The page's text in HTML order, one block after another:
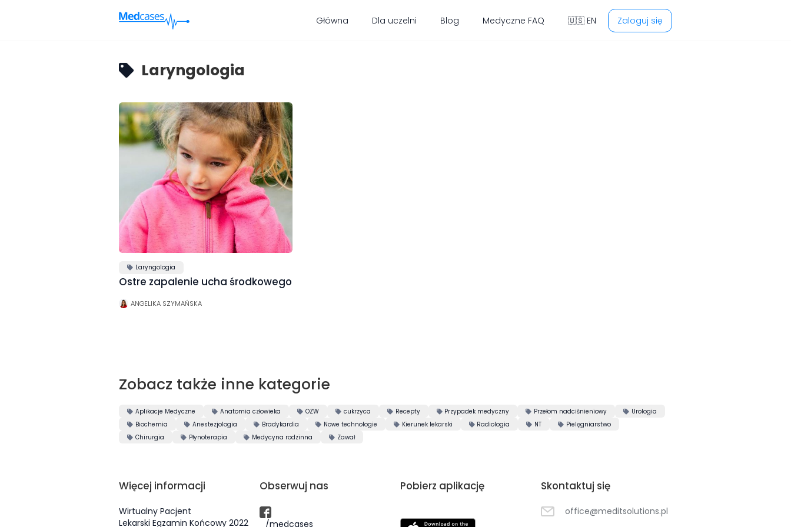
Główna Dla uczelni Blog Medyczne FAQ 🇺🇸 EN Zaloguj się
 Laryngologia
 Laryngologia
Ostre zapalenie ucha środkowego
ANGELIKA SZYMAŃSKA
Zobacz także inne kategorie
 Aplikacje Medyczne  Anatomia człowieka  OZW  cukrzyca  Recepty  Przypadek medyczny  Przełom nadciśnieniowy  Urologia
 Biochemia  Anestezjologia  Bradykardia  Nowe technologie  Kierunek lekarski  Radiologia  NT  Pielęgniarstwo
 Chirurgia  Płynoterapia  Medycyna rodzinna  Zawał
Więcej informacji
Wirtualny Pacjent
Lekarski Egzamin Końcowy 2022
Obserwuj nas
/medcases
Pobierz aplikację Skontaktuj się
office@meditsolutions.pl